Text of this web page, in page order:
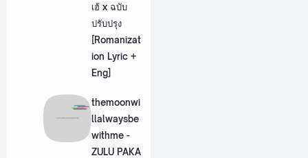
เฮ้ x ฉบับ
ปรับปรุง
[Romanizat
ion Lyric +
Eng]
themoonwi
llalwaysbe
withme -
ZULU PAKA